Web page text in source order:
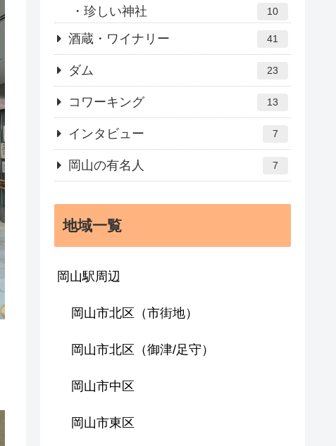
珍しい神社 10
酒蔵・ワイナリー 41
ダム 23
コワーキング 13
インタビュー 7
岡山の有名人 7
地域一覧
岡山駅周辺
岡山市北区（市街地）
岡山市北区（御津/足守）
岡山市中区
岡山市東区